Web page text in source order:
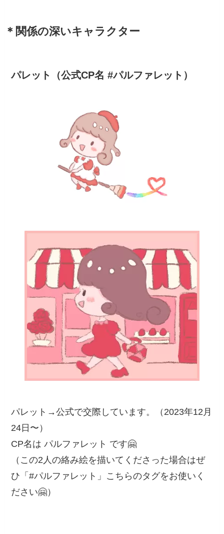
＊関係の深いキャラクター
パレット（公式CP名 #パルファレット）
パレット→公式で交際しています。（2023年12月
24日〜）
CP名は パルファレット です🤗
（この2人の絡み絵を描いてくださった場合はぜ
ひ「#パルファレット」こちらのタグをお使いく
ださい🤗）